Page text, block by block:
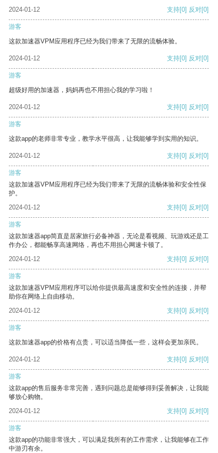
2024-01-12
支持[0] 反对[0]
游客
这款加速器VPM应用程序已经为我们带来了无限的流畅体验。
2024-01-12 支持[0] 反对[0]
游客
超级好用的加速器，妈妈再也不用担心我的学习啦！
2024-01-12 支持[0] 反对[0]
游客
这款app的老师非常专业，教学水平很高，让我能够学到实用的知识。
2024-01-12 支持[0] 反对[0]
游客
这款加速器VPM应用程序已经为我们带来了无限的流畅体验和安全性保
护。
2024-01-12
支持[0] 反对[0]
游客
这款加速器app简直是居家旅行必备神器，无论是看视频、玩游戏还是工
作办公，都能畅享高速网络，再也不用担心网速卡顿了。
2024-01-12
支持[0] 反对[0]
游客
这款加速器VPM应用程序可以给你提供最高速度和安全性的连接，并帮
助你在网络上自由移动。
2024-01-12
支持[0] 反对[0]
游客
这款加速器app的价格有点贵，可以适当降低一些，这样会更加亲民。
2024-01-12 支持[0] 反对[0]
游客
这款app的售后服务非常完善，遇到问题总是能够得到妥善解决，让我能
够放心购物。
2024-01-12
支持[0] 反对[0]
游客
这款app的功能非常强大，可以满足我所有的工作需求，让我能够在工作
中游刃有余。